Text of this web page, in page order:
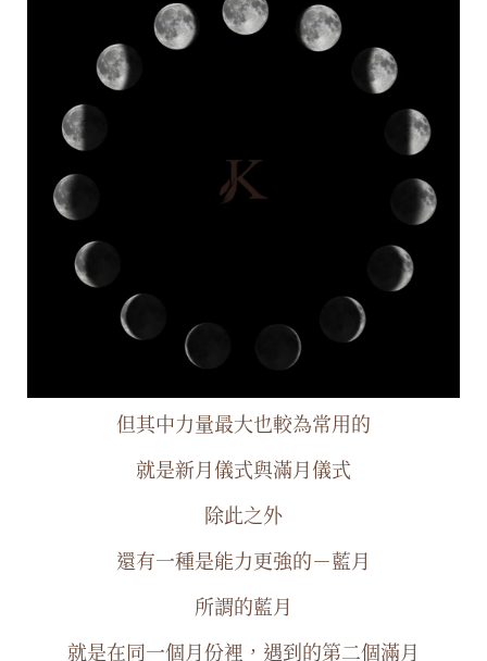
但其中力量最大也較為常用的
就是新月儀式與滿月儀式
除此之外
還有一種是能力更強的－藍月
所謂的藍月
就是在同一個月份裡，遇到的第二個滿月